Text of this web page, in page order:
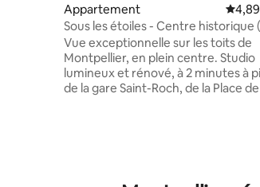
Appartement
Sous les étoiles - Centre historique
TV)
Vue exceptionnelle sur les toits de
Montpellier, en plein centre. Studio
lumineux et rénové, à 2 minutes à
de la gare Saint-Roch, de la Place